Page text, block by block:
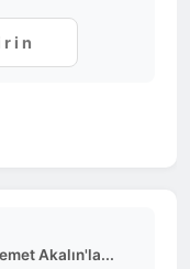
Akalın'la...